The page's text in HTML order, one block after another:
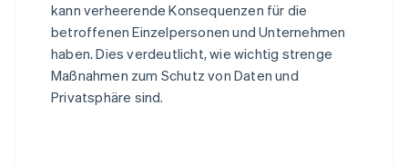
kann verheerende Konsequenzen für die
betroffenen Einzelpersonen und Unternehmen
haben. Dies verdeutlicht, wie wichtig strenge
Maßnahmen zum Schutz von Daten und
Privatsphäre sind.